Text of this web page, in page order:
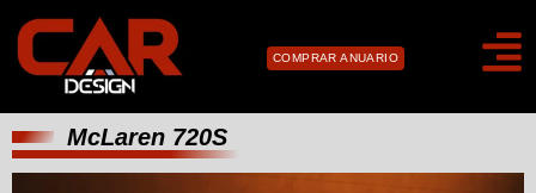
COMPRAR ANUARIO
McLaren 720S